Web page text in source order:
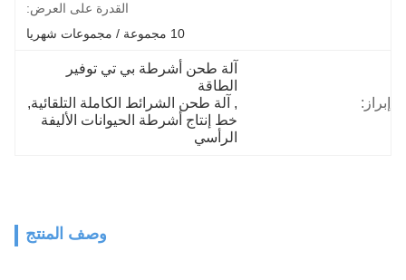
القدرة على العرض:
10 مجموعة / مجموعات شهريا
إبراز:
الطاقة
, آلة طحن الشرائط الكاملة التلقائية,
الرأسي
وصف المنتج